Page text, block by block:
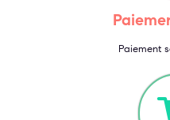
Paiement